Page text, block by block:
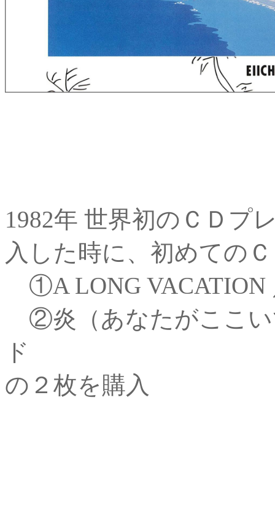
1982年 世界初のＣＤプ
入した時に、初めての
①A LONG VACATION
②炎（あなたがここい
ド
の２枚を購入